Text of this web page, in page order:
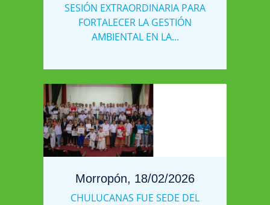
SESIÓN EXTRAORDINARIA PARA
FORTALECER LA GESTIÓN
AMBIENTAL EN LA...
Morropón, 18/02/2026
CHULUCANAS FUE SEDE DEL